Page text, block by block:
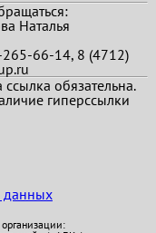
Наталья
66-14, 8 (4712)
обязательна.
гиперссылки
данных